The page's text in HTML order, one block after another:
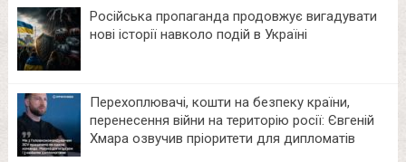
Російська пропаганда продовжує вигадувати
нові історії навколо подій в Україні
Перехоплювачі, кошти на безпеку країни,
перенесення війни на територію росії: Євгеній
Хмара озвучив пріоритети для дипломатів